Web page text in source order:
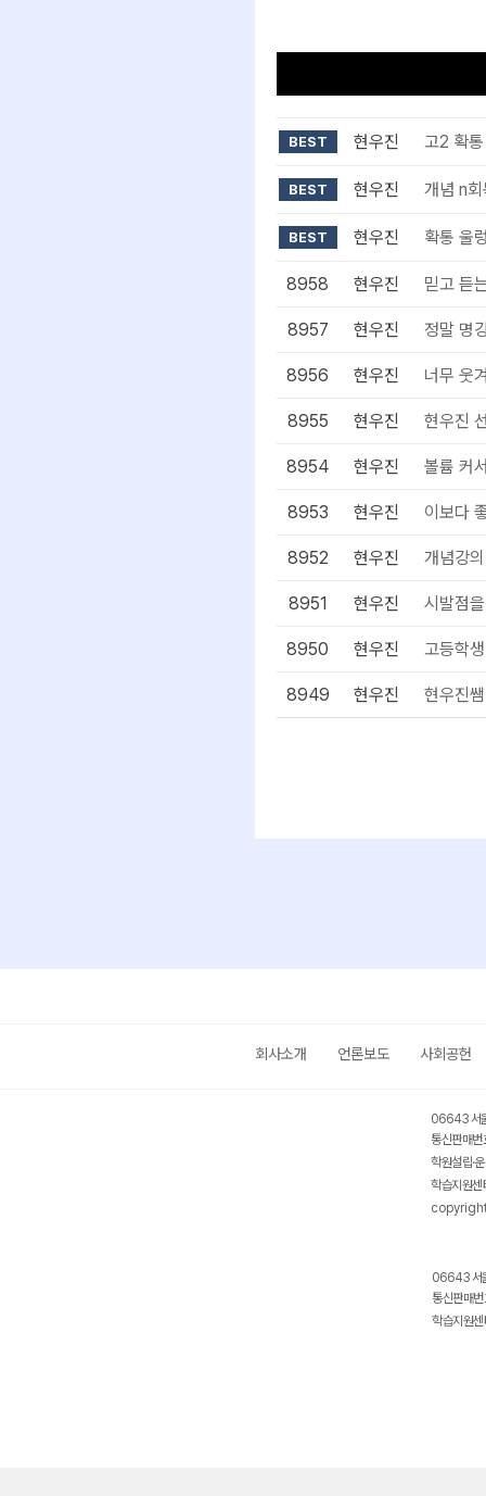
BEST 현우진 고2 확
BEST 현우진 개념 n
BEST 현우진 확통 울
8958 현우진 믿고 듣
8957 현우진 정말 명
8956 현우진 너무 웃
8955 현우진 현우진
8954 현우진 볼륨 커
8953 현우진 이보다
8952 현우진 개념강
8951 현우진 시발점
8950 현우진 고등학
8949 현우진 현우진쌤
회사소개 언론보도 사회공헌
06643 서
통신판매
학원설립·
학습지원
06643 서
통신판매
학습지원